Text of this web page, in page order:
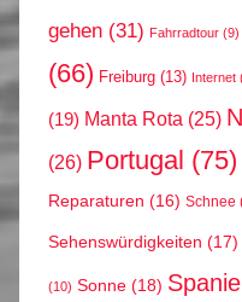
gehen (31) Fahrradtour (9)
(66) Freiburg (13) Internet
(19) Manta Rota (25)
(26) Portugal (75)
Reparaturen (16) Schnee
Sehenswürdigkeiten (17)
(10) Sonne (18)